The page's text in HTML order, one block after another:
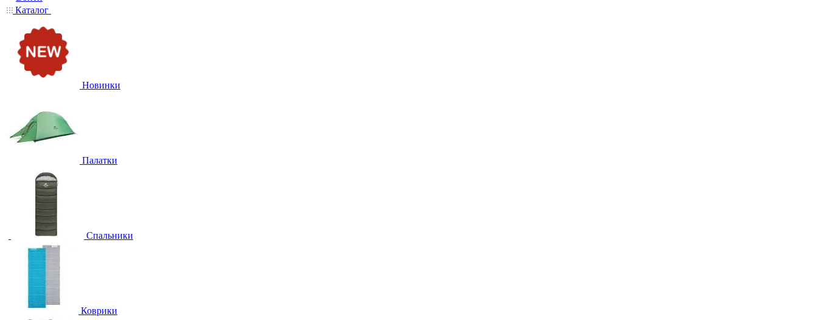
Каталог
Новинки
Палатки
Спальники
Коврики